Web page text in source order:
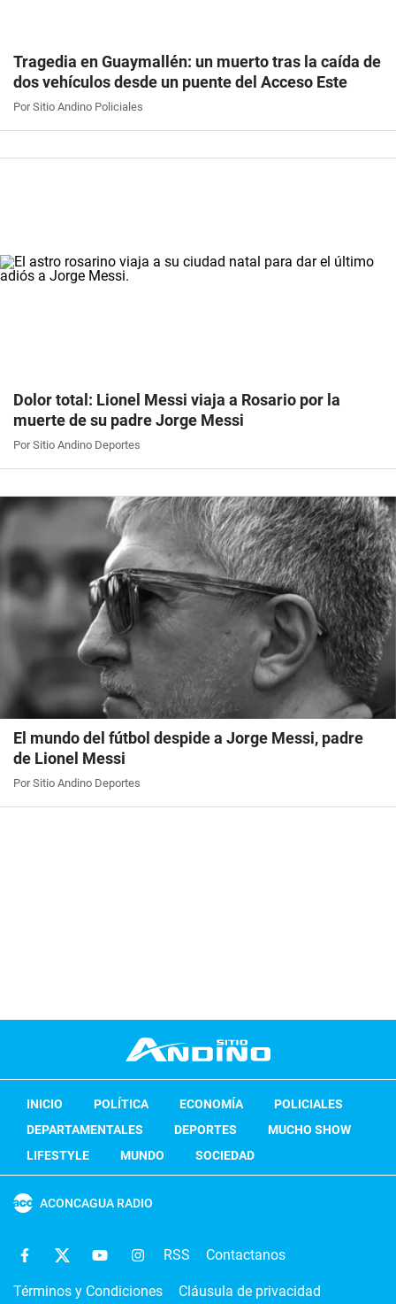
Tragedia en Guaymallén: un muerto tras la caída de
dos vehículos desde un puente del Acceso Este
Por Sitio Andino Policiales
Dolor total: Lionel Messi viaja a Rosario por la
muerte de su padre Jorge Messi
Por Sitio Andino Deportes
El mundo del fútbol despide a Jorge Messi, padre
de Lionel Messi
Por Sitio Andino Deportes
INICIO POLÍTICA ECONOMÍA
POLICIALES
DEPARTAMENTALES
DEPORTES
MUCHO SHOW
LIFESTYLE
MUNDO SOCIEDAD
ACONCAGUA RADIO
RSS Contactanos
Términos y Condiciones Cláusula de privacidad